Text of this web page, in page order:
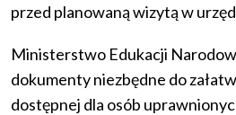
przed planowaną wizytą w
Ministerstwo Edukacji
dokumenty niezbędne do
dostępnej dla osób